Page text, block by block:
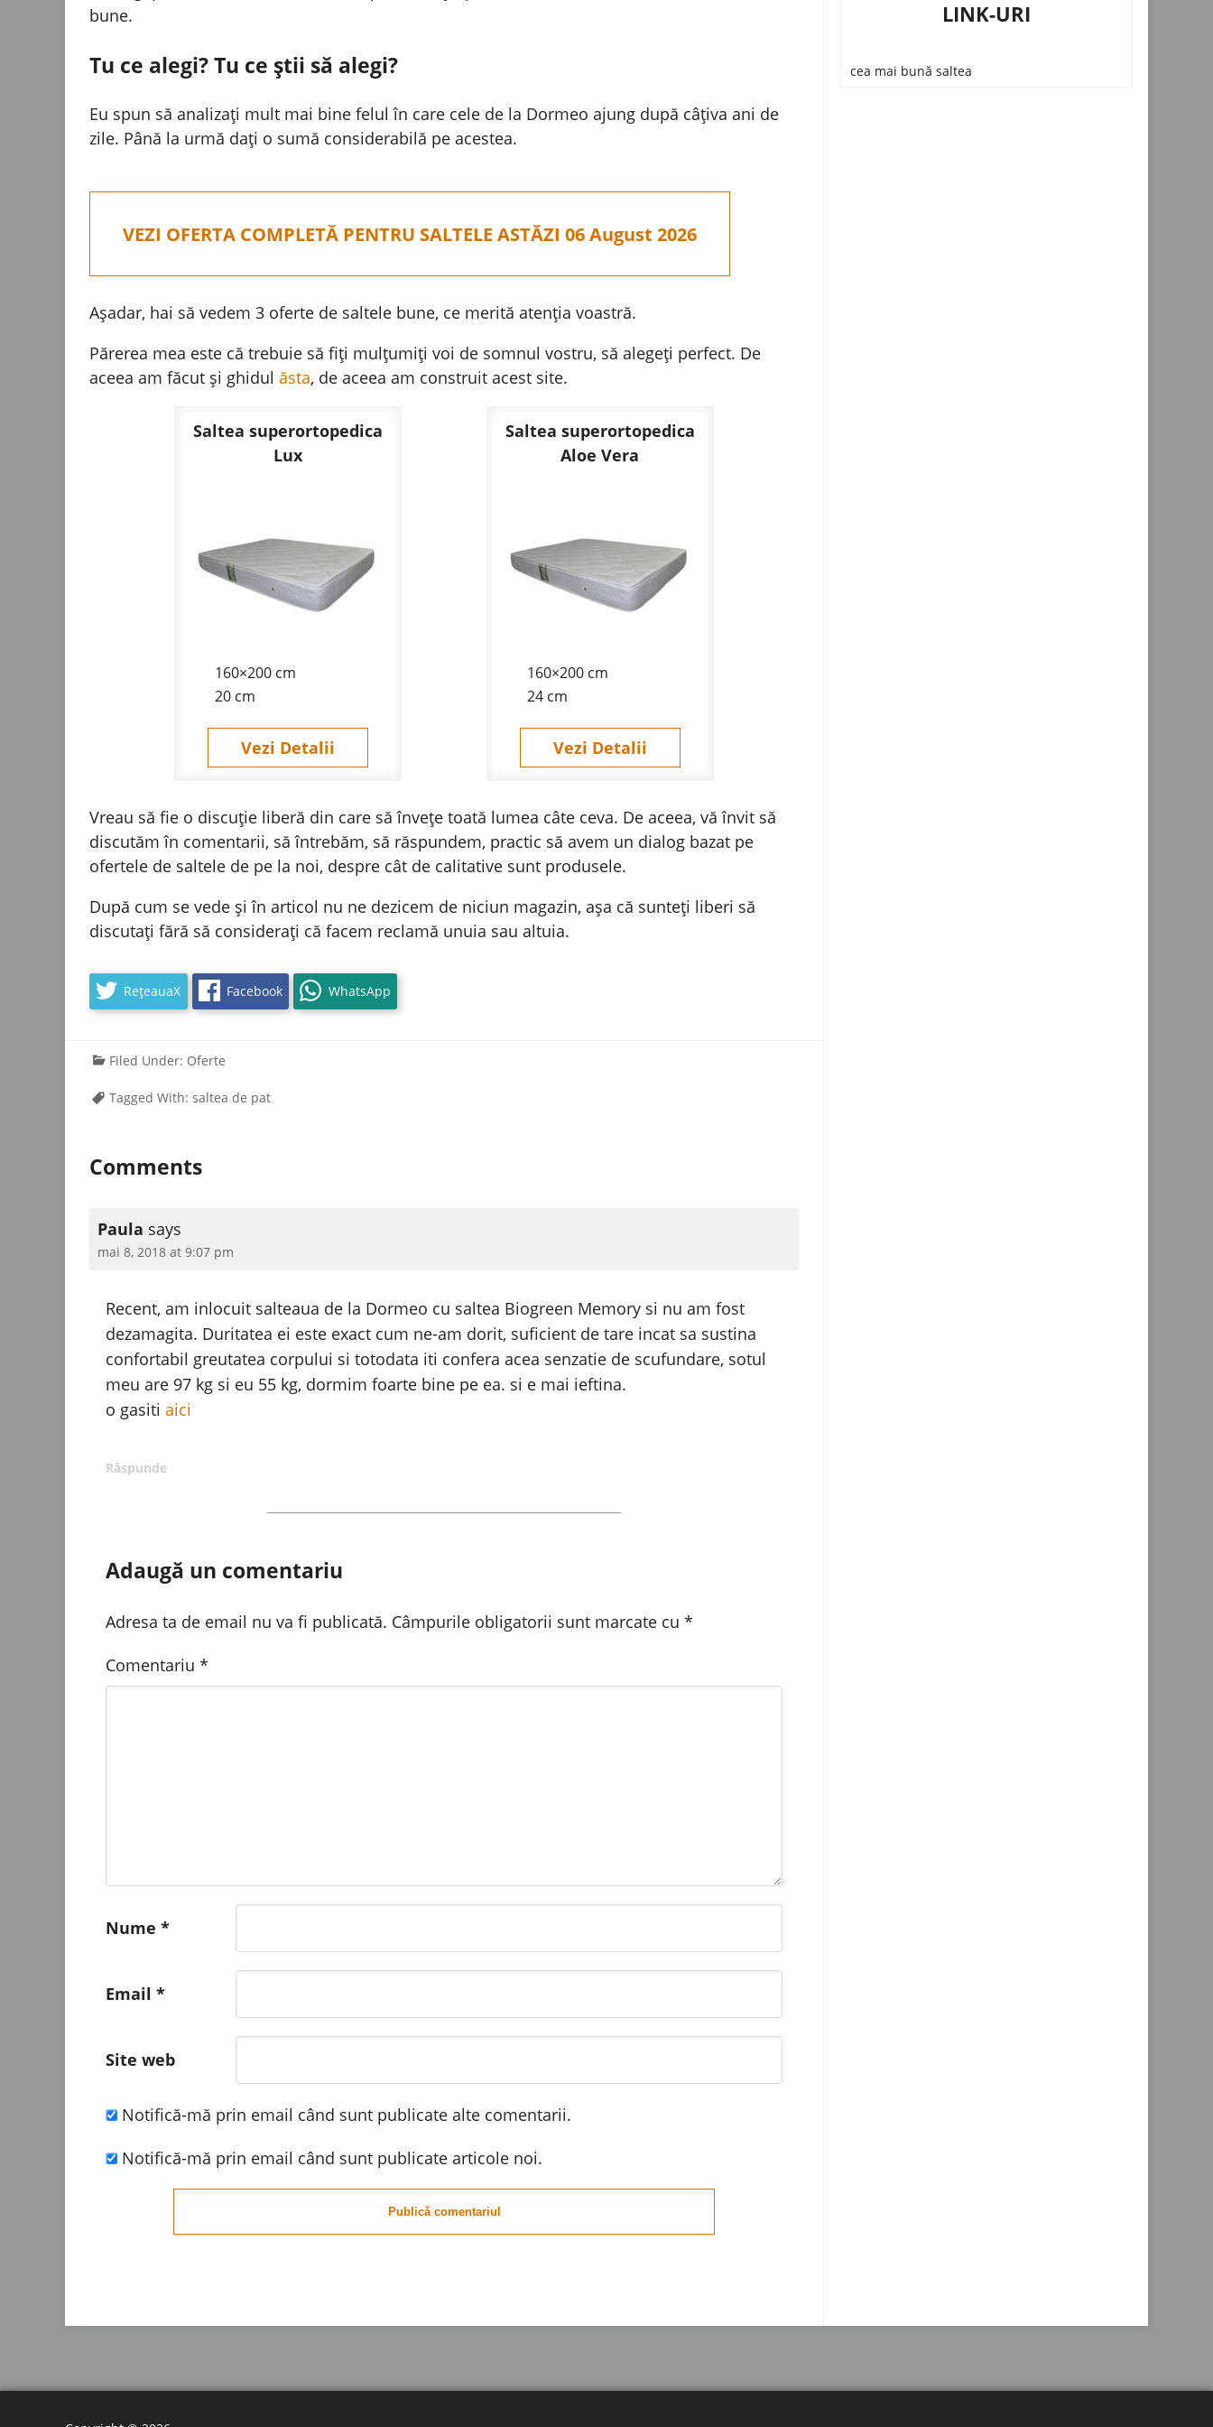
bune.
Tu ce alegi? Tu ce știi să alegi?
Eu spun să analizați mult mai bine felul în care cele de la Dormeo ajung după câțiva ani de
zile. Până la urmă dați o sumă considerabilă pe acestea.
VEZI OFERTA COMPLETĂ PENTRU SALTELE ASTĂZI 06 August 2026
Așadar, hai să vedem 3 oferte de saltele bune, ce merită atenția voastră.
Părerea mea este că trebuie să fiți mulțumiți voi de somnul vostru, să alegeți perfect. De
aceea am făcut și ghidul ăsta, de aceea am construit acest site.
Saltea superortopedica
Lux
160×200 cm
20 cm
Vezi Detalii
Saltea superortopedica
Aloe Vera
160×200 cm
24 cm
Vezi Detalii
Vreau să fie o discuție liberă din care să învețe toată lumea câte ceva. De aceea, vă învit să
discutăm în comentarii, să întrebăm, să răspundem, practic să avem un dialog bazat pe
ofertele de saltele de pe la noi, despre cât de calitative sunt produsele.
După cum se vede și în articol nu ne dezicem de niciun magazin, așa că sunteți liberi să
discutați fără să considerați că facem reclamă unuia sau altuia.
RețeauaX Facebook WhatsApp
Filed Under: Oferte
Tagged With: saltea de pat
Comments
Paula says
mai 8, 2018 at 9:07 pm
Recent, am inlocuit salteaua de la Dormeo cu saltea Biogreen Memory si nu am fost
dezamagita. Duritatea ei este exact cum ne-am dorit, suficient de tare incat sa sustina
confortabil greutatea corpului si totodata iti confera acea senzatie de scufundare, sotul
meu are 97 kg si eu 55 kg, dormim foarte bine pe ea. si e mai ieftina.
o gasiti aici
Răspunde
Adaugă un comentariu
Adresa ta de email nu va fi publicată. Câmpurile obligatorii sunt marcate cu *
Comentariu *
Nume *
Email *
Site web
Notifică-mă prin email când sunt publicate alte comentarii.
Notifică-mă prin email când sunt publicate articole noi.
Publică comentariul
LINK-URI
cea mai bună saltea